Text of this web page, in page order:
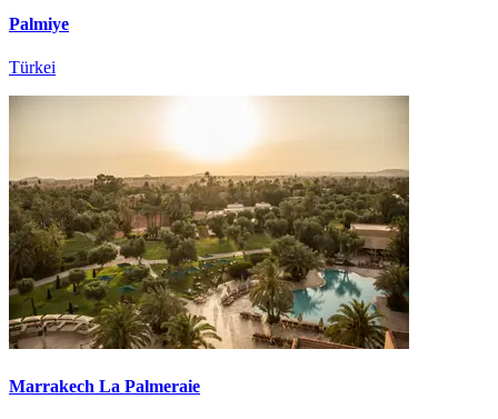
Palmiye
Türkei
Marrakech La Palmeraie